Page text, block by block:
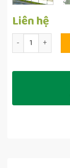
Liên hệ
Số lượng